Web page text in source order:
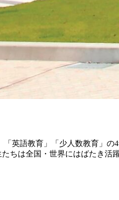
英語教育」「少人数教育」の
ちは全国・世界にはばたき活